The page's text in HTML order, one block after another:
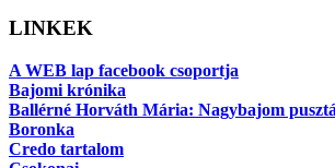
LINKEK
A WEB lap facebook csoportja
Bajomi krónika
Ballérné Horváth Mária: Nagybajom
Boronka
Credo tartalom